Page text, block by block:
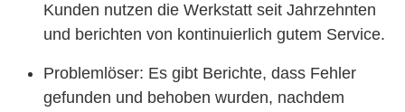
Kunden nutzen die Werkstatt seit Jahrzehnten
und berichten von kontinuierlich gutem Service.
Problemlöser: Es gibt Berichte, dass Fehler
gefunden und behoben wurden, nachdem